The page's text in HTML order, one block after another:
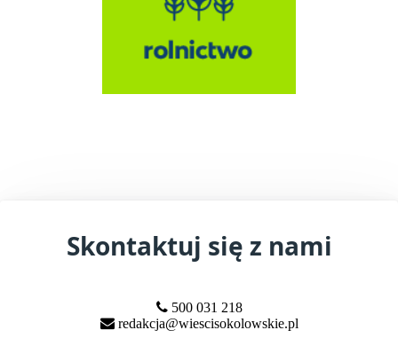
Skontaktuj się z nami
500 031 218
redakcja@wiescisokolowskie.pl